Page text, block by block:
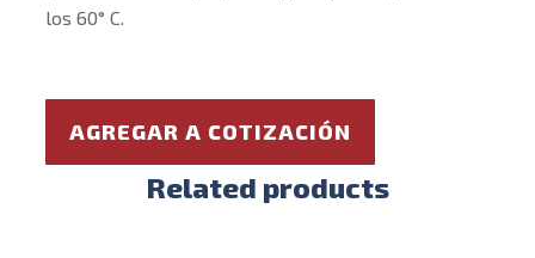
los 60° C.
AGREGAR A COTIZACIÓN
Related products